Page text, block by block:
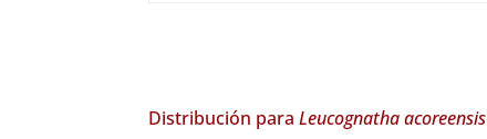
Distribución paraLeucognatha acoreensis